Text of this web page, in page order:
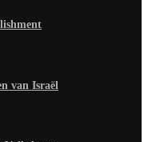
van Israël